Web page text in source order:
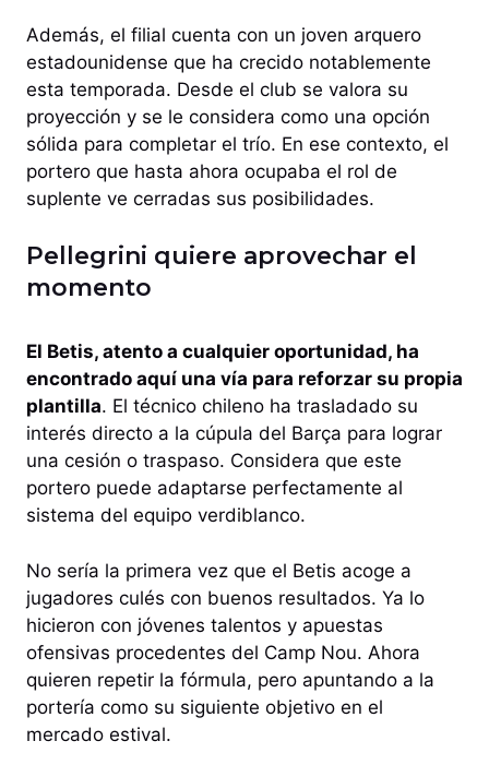
Además, el filial cuenta con un joven arquero
estadounidense que ha crecido notablemente
esta temporada. Desde el club se valora su
proyección y se le considera como una opción
sólida para completar el trío. En ese contexto, el
portero que hasta ahora ocupaba el rol de
suplente ve cerradas sus posibilidades.
Pellegrini quiere aprovechar el
momento
El Betis, atento a cualquier oportunidad, ha
encontrado aquí una vía para reforzar su propia
plantilla. El técnico chileno ha trasladado su
interés directo a la cúpula del Barça para lograr
una cesión o traspaso. Considera que este
portero puede adaptarse perfectamente al
sistema del equipo verdiblanco.
No sería la primera vez que el Betis acoge a
jugadores culés con buenos resultados. Ya lo
hicieron con jóvenes talentos y apuestas
ofensivas procedentes del Camp Nou. Ahora
quieren repetir la fórmula, pero apuntando a la
portería como su siguiente objetivo en el
mercado estival.